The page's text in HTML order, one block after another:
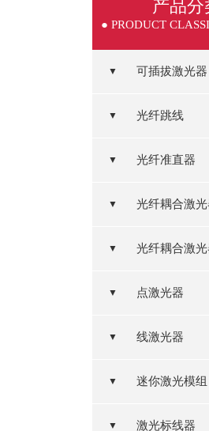
产品分
● PRODUCT
▼ 可插拔激光器
▼ 光纤跳线
▼ 光纤准直器
▼ 光纤耦合激
▼ 光纤耦合激光
▼ 点激光器
▼ 线激光器
▼ 迷你激光模组
▼ 激光标线器